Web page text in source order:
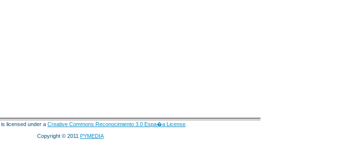
is licensed under a Creative Commons Reconocimiento 3.0 Espa�a License
Copyright © 2011 PYMEDIA